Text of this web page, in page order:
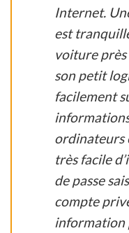
Internet.
est
voiture
son petit
facilement
ordinateurs
très facile
de passe
compte
information